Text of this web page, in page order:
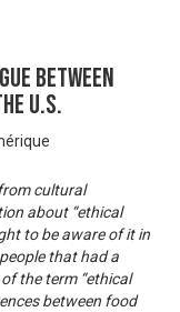
between
U.S.
cultural
about “ethical
to be aware of it in
that had a
the term “ethical
between food